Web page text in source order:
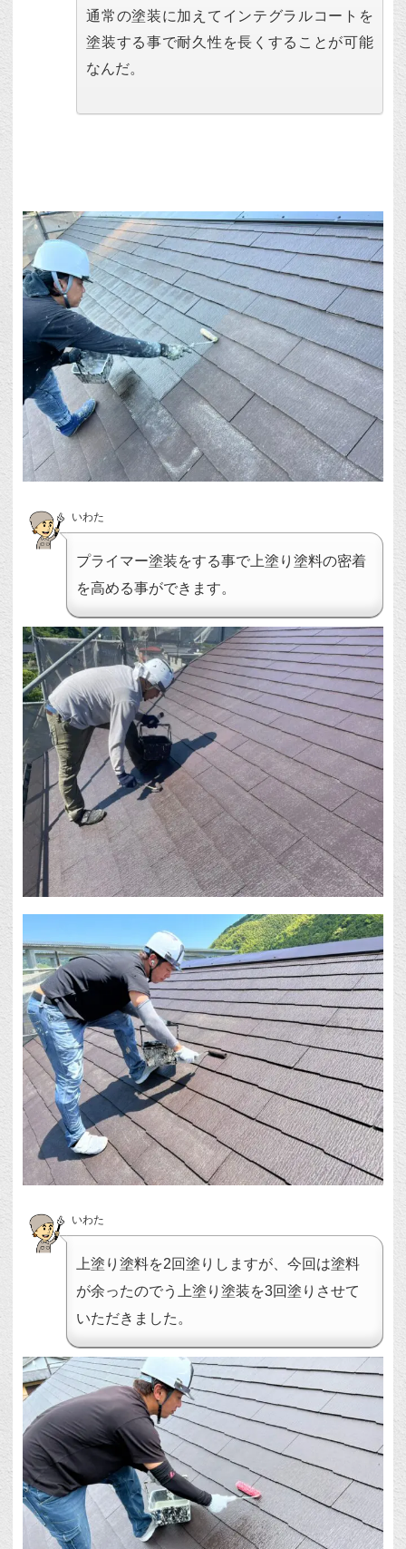
通常の塗装に加えてインテグラルコートを
塗装する事で耐久性を長くすることが可能
なんだ。
いわた
プライマー塗装をする事で上塗り塗料の密着
を高める事ができます。
いわた
上塗り塗料を2回塗りしますが、今回は塗料
が余ったのでう上塗り塗装を3回塗りさせて
いただきました。